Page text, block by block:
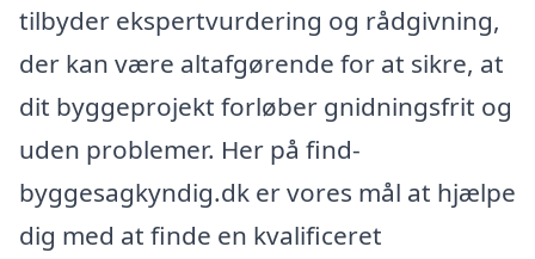
tilbyder ekspertvurdering og rådgivning,
der kan være altafgørende for at sikre, at
dit byggeprojekt forløber gnidningsfrit og
uden problemer. Her på find-
byggesagkyndig.dk er vores mål at hjælpe
dig med at finde en kvalificeret